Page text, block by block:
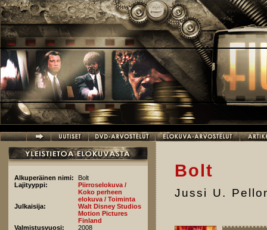
Hyppää pääsisältöön
Alkuperäinen nimi:
Bolt
Lajityyppi:
Piirroselokuva /
Koko perheen
elokuva / Toiminta
Julkaisija:
Walt Disney Studios
Motion Pictures
Finland
Valmistusvuosi:
2008
Bolt
Jussi U.